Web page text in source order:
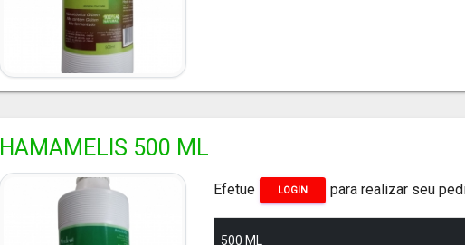
HAMAMELIS 500 ML
Efetue LOGIN para realizar seu
500 ML